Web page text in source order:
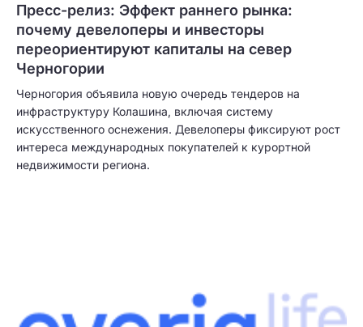
Пресс-релиз: Эффект раннего рынка:
почему девелоперы и инвесторы
переориентируют капиталы на север
Черногории
Черногория объявила новую очередь тендеров на
инфраструктуру Колашина, включая систему
искусственного оснежения. Девелоперы фиксируют рост
интереса международных покупателей к курортной
недвижимости региона.